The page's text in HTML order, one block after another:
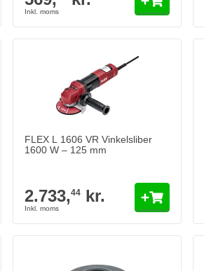
FLEX L 1606 VR Vinkelsliber
1600 W – 125 mm
2.733,44kr.